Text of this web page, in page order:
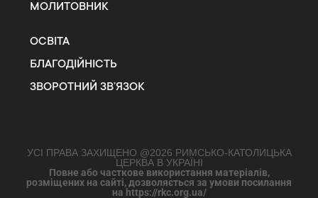
МОЛИТОВНИК
ОСВІТА
БЛАГОДІЙНІСТЬ
ЗВОРОТНИЙ ЗВ’ЯЗОК
УСІ ПРАВА ЗАХИЩЕНО @2026 РИМСЬКО-КАТОЛИЦЬКА
ЦЕРКВА В УКРАЇНІ
Повне або часткове використання матеріалів,
розміщених на сайті, дозволяється за умови посилання
на https://rkc.org.ua/